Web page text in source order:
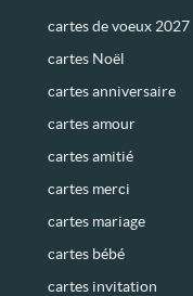
cartes de voeux 2027
cartes Noël
cartes anniversaire
cartes amour
cartes amitié
cartes merci
cartes mariage
cartes bébé
cartes invitation